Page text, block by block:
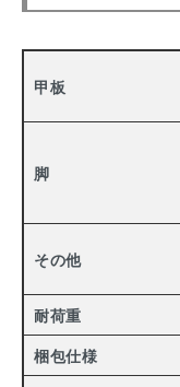
甲板
脚
その他
耐荷重
梱包仕様